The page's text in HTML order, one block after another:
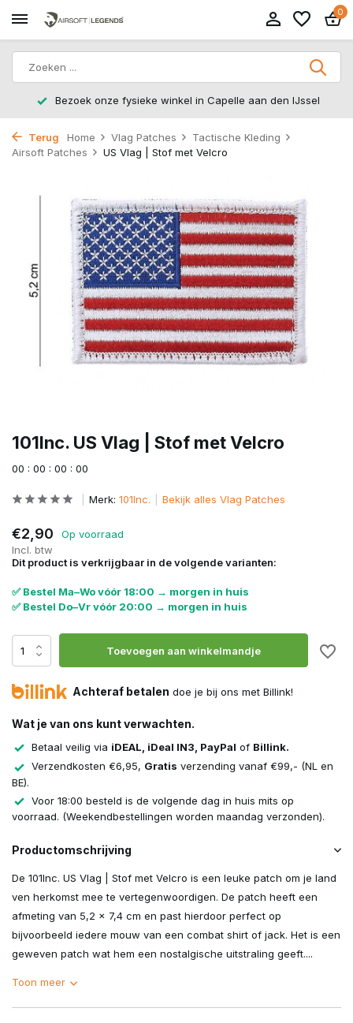
0
den IJssel 14 dagen retourtermijn – zonder gedoe,
Terug Home Vlag Patches
Tactische Kleding
Airsoft Patches
US Vlag | Stof met Velcro
101Inc. US Vlag | Stof met Velcro
00 : 00 : 00 : 00
Merk: 101Inc. Bekijk alles Vlag Patches
€2,90
Op voorraad
Incl. btw
Dit product is verkrijgbaar in de volgende varianten:
✅ Bestel Ma–Wo vóór 18:00 → morgen in huis
✅ Bestel Do–Vr vóór 20:00 → morgen in huis
Toevoegen aan winkelmandje
Achteraf betalen doe je bij ons met Billink!
Wat je van ons kunt verwachten.
Betaal veilig via iDEAL, iDeal IN3, PayPal of Billink.
Verzendkosten €6,95, Gratis verzending vanaf €99,- (NL en
BE).
Voor 18:00 besteld is de volgende dag in huis mits op
voorraad. (Weekendbestellingen worden maandag verzonden).
Productomschrijving
De 101Inc. US Vlag | Stof met Velcro is een leuke patch om je land
ven herkomst mee te vertegenwoordigen. De patch heeft een
afmeting van 5,2 x 7,4 cm en past hierdoor perfect op
bijvoorbeeld iedere mouw van een combat shirt of jack. Het is een
geweven patch wat hem een nostalgische uitstraling geeft....
Toon meer